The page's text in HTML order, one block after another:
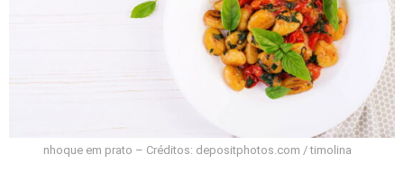
nhoque em prato – Créditos: depositphotos.com / timolina